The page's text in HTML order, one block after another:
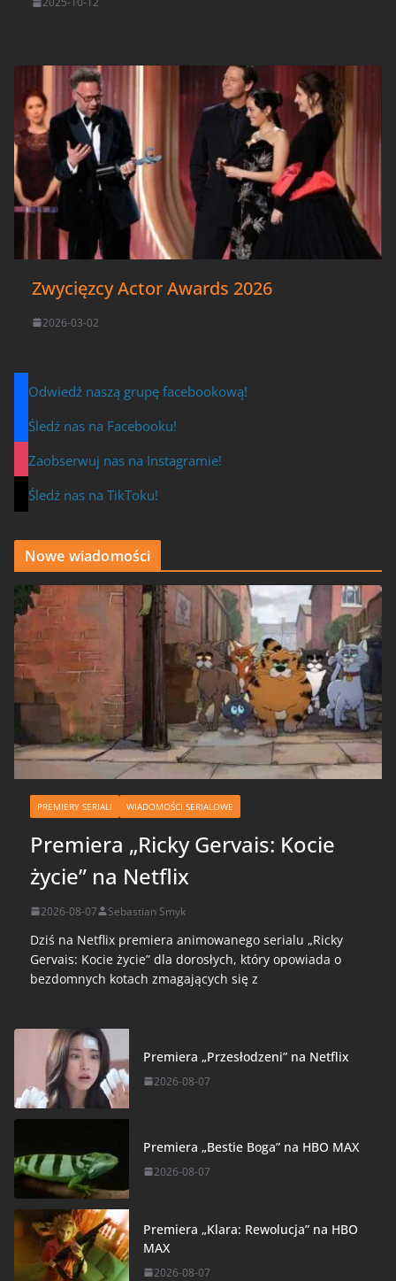
Zwycięzcy Actor Awards 2026
2026-03-02
Odwiedź naszą grupę facebookową!
Śledź nas na Facebooku!
Zaobserwuj nas na Instagramie!
Śledź nas na TikToku!
Nowe wiadomości
PREMIERY SERIALI WIADOMOŚCI SERIALOWE
Premiera „Ricky Gervais: Kocie
życie” na Netflix
2026-08-07 Sebastian Smyk
Dziś na Netflix premiera animowanego serialu „Ricky
Gervais: Kocie życie” dla dorosłych, który opowiada o
bezdomnych kotach zmagających się z
Premiera „Przesłodzeni” na Netflix
2026-08-07
Premiera „Bestie Boga” na HBO MAX
2026-08-07
Premiera „Klara: Rewolucja” na HBO
MAX
2026-08-07